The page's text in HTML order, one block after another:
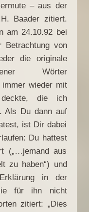
– aus der
Baader zitiert.
am 24.10.92 bei
von
die originale
Wörter
immer wieder mit
deckte, die ich
Als Du dann auf
ist Dir dabei
Du hattest
(„…jemand aus
zu haben“) und
in der
für ihn nicht
zitiert: „Dies